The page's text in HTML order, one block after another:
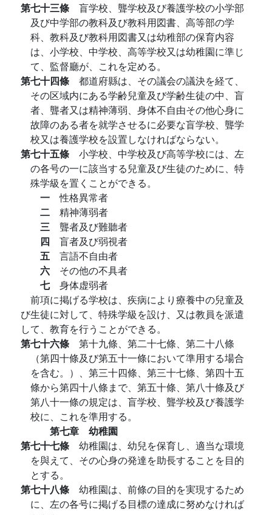
第七十三條 盲学校、聾学校及び養護学校の小学部
及び中学部の教科及び教科用図書、高等部の学
科、教科及び教科用図書又は幼稚部の保育内容
は、小学校、中学校、高等学校又は幼稚園に準じ
て、監督廳が、これを定める。
第七十四條 都道府縣は、その議会の議決を経て、
その区域内にある学齢兒童及び学齢生徒の中、盲
者、聾者又は精神薄弱、身体不自由その他心身に
故障のある者を就学させるに必要な盲学校、聾学
校又は養護学校を設置しなければならない。
第七十五條 小学校、中学校及び高等学校には、左
の各号の一に該当する兒童及び生徒のために、特
殊学級を置くことができる。
一性格異常者
二 精神薄弱者
三 聾者及び難聽者
四 盲者及び弱視者
五 言語不自由者
六 その他の不具者
七 身体虚弱者
前項に掲げる学校は、疾病により療養中の兒童及
び生徒に対して、特殊学級を設け、又は教員を派遣
して、教育を行うことができる。
第七十六條 第十九條、第二十七條、第二十八條
（第四十條及び第五十一條において準用する場合
を含む。）、第三十四條、第三十七條、第四十五
條から第四十八條まで、第五十條、第八十條及び
第八十一條の規定は、盲学校、聾学校及び養護学
校に、これを準用する。
第七章 幼稚園
第七十七條 幼稚園は、幼兒を保育し、適当な環境
を與えて、その心身の発達を助長することを目的
とする。
第七十八條 幼稚園は、前條の目的を実現するため
に、左の各号に掲げる目標の達成に努めなければ